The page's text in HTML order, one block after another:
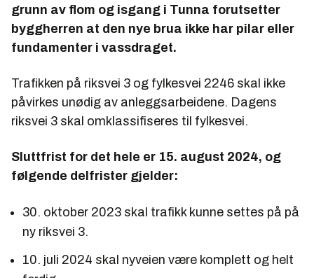
grunn av flom og isgang i Tunna forutsetter
byggherren at den nye brua ikke har pilar eller
fundamenter i vassdraget.
Trafikken på riksvei 3 og fylkesvei 2246 skal ikke
påvirkes unødig av anleggsarbeidene. Dagens
riksvei 3 skal omklassifiseres til fylkesvei.
Sluttfrist for det hele er 15. august 2024, og
følgende delfrister gjelder:
30. oktober 2023 skal trafikk kunne settes på på
ny riksvei 3.
10. juli 2024 skal nyveien være komplett og helt